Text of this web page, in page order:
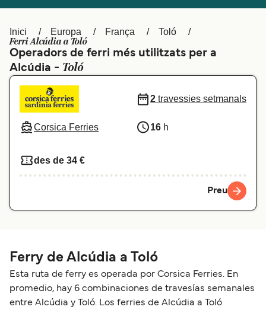
Ελλάδα Belgique (FR)
Polska Deutschland
Schweiz (DE) Norge
المغرب Maroc (FR)
Inici Europa França Toló
Ferri Alcúdia a Toló
Operadors de ferri més utilitzats per a
Alcúdia - Toló
Corsica Ferries
2 travessies setmanals
16 h
des de 34 €
Preu
Ferry de Alcúdia a Toló
Esta ruta de ferry es operada por Corsica Ferries. En
promedio, hay 6 combinaciones de travesías semanales
entre Alcúdia y Toló. Los ferries de Alcúdia a Toló